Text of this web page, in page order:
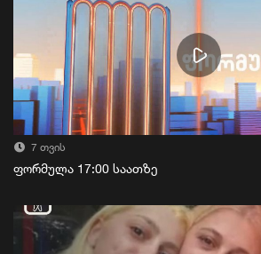
7 თვის
ფორმულა 17:00 საათზე